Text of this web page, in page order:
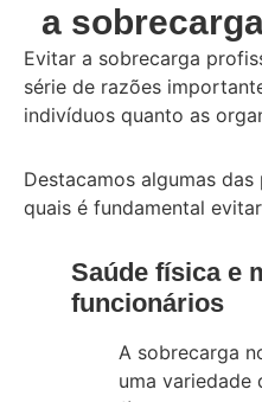
a
Evitar a sobrecarga
série de razões
indivíduos quanto as
Destacamos algumas
quais é fundamental
Saúde física e
funcionários
A sobrecarga
uma variedade